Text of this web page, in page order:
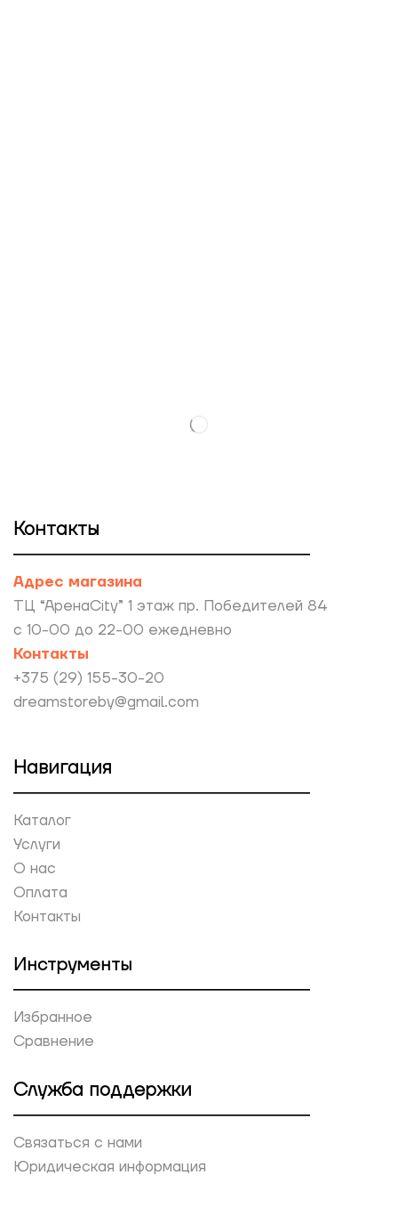
Контакты
Адрес магазина
ТЦ “АренаCity” 1 этаж пр. Победителей 84
с 10-00 до 22-00 ежедневно
Контакты
+375 (29) 155-30-20
dreamstoreby@gmail.com
Навигация
Каталог
Услуги
О нас
Оплата
Контакты
Инструменты
Избранное
Сравнение
Служба поддержки
Связаться с нами
Юридическая информация